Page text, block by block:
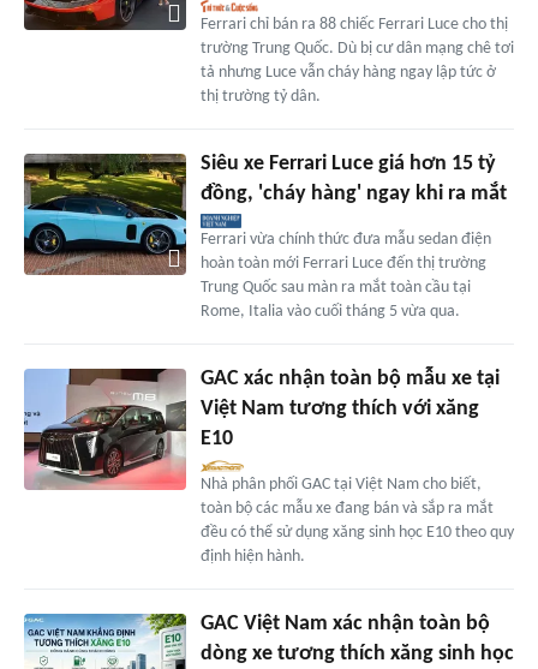
Ferrari chỉ bán ra 88 chiếc Ferrari Luce cho thị
trường Trung Quốc. Dù bị cư dân mạng chê tơi
tả nhưng Luce vẫn cháy hàng ngay lập tức ở
thị trường tỷ dân.
Siêu xe Ferrari Luce giá hơn 15 tỷ
đồng, 'cháy hàng' ngay khi ra mắt
Ferrari vừa chính thức đưa mẫu sedan điện
hoàn toàn mới Ferrari Luce đến thị trường
Trung Quốc sau màn ra mắt toàn cầu tại
Rome, Italia vào cuối tháng 5 vừa qua.
GAC xác nhận toàn bộ mẫu xe tại
Việt Nam tương thích với xăng
E10
Nhà phân phối GAC tại Việt Nam cho biết,
toàn bộ các mẫu xe đang bán và sắp ra mắt
đều có thể sử dụng xăng sinh học E10 theo quy
định hiện hành.
GAC Việt Nam xác nhận toàn bộ
dòng xe tương thích xăng sinh học